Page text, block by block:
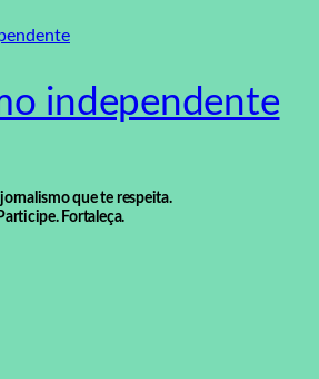
independente
que te respeita.
Fortaleça.